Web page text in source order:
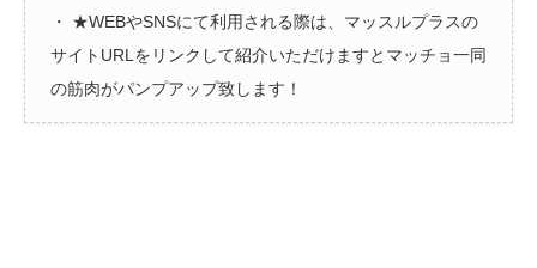
・ ★WEBやSNSにて利用される際は、マッスルプラスの
サイトURLをリンクして紹介いただけますとマッチョ一同
の筋肉がパンプアップ致します！